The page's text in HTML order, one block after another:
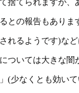
捨てられますが、
との報告もありま
れるようです)な
ついては大きな闇
(少なくとも効い